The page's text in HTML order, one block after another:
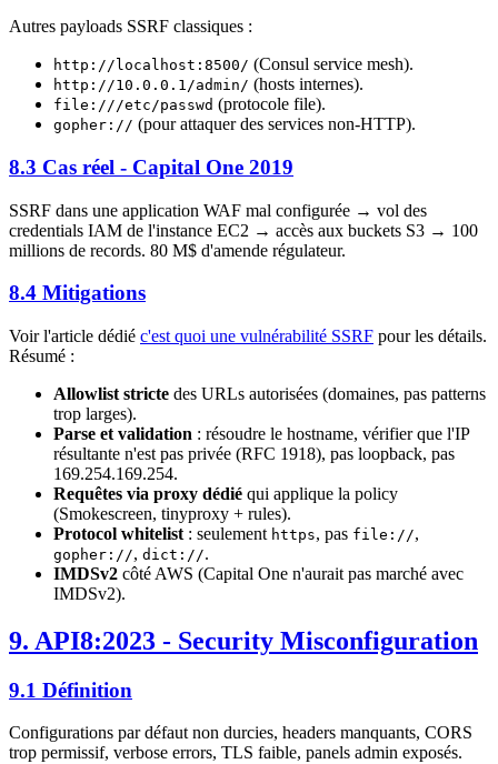
Autres payloads SSRF classiques :
http://localhost:8500/ (Consul service mesh).
http://10.0.0.1/admin/ (hosts internes).
file:///etc/passwd (protocole file).
gopher:// (pour attaquer des services non-HTTP).
8.3 Cas réel - Capital One 2019
SSRF dans une application WAF mal configurée → vol des
credentials IAM de l'instance EC2 → accès aux buckets S3 → 100
millions de records. 80 M$ d'amende régulateur.
8.4 Mitigations
Voir l'article dédié c'est quoi une vulnérabilité SSRF pour les détails.
Résumé :
Allowlist stricte des URLs autorisées (domaines, pas patterns
trop larges).
Parse et validation : résoudre le hostname, vérifier que l'IP
résultante n'est pas privée (RFC 1918), pas loopback, pas
169.254.169.254.
Requêtes via proxy dédié qui applique la policy
(Smokescreen, tinyproxy + rules).
Protocol whitelist : seulement https, pas file://,
gopher://, dict://.
IMDSv2 côté AWS (Capital One n'aurait pas marché avec
IMDSv2).
9. API8:2023 - Security Misconfiguration
9.1 Définition
Configurations par défaut non durcies, headers manquants, CORS
trop permissif, verbose errors, TLS faible, panels admin exposés.